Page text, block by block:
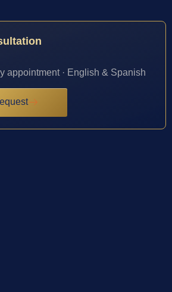
appointment · English & Spanish